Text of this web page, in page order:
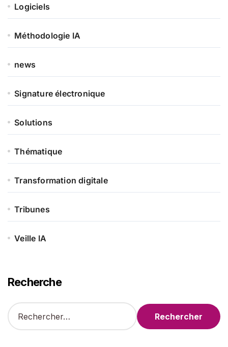
Logiciels
Méthodologie IA
news
Signature électronique
Solutions
Thématique
Transformation digitale
Tribunes
Veille IA
Recherche
R
e